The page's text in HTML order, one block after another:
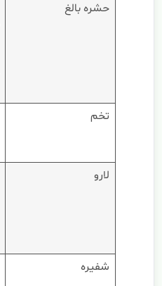
حشره بالغ
تخم
لارو
شفیره